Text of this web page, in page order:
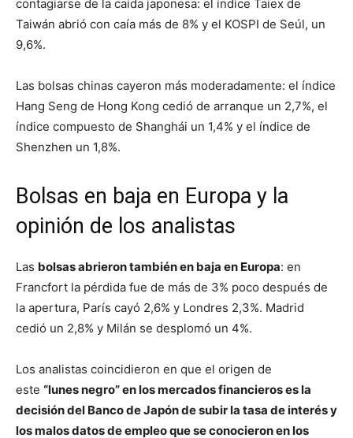
contagiarse de la caída japonesa: el índice Taiex de
Taiwán abrió con caía más de 8% y el KOSPI de Seúl, un
9,6%.
Las bolsas chinas cayeron más moderadamente: el índice
Hang Seng de Hong Kong cedió de arranque un 2,7%, el
índice compuesto de Shanghái un 1,4% y el índice de
Shenzhen un 1,8%.
Bolsas en baja en Europa y la
opinión de los analistas
Las bolsas abrieron también en baja en Europa: en
Francfort la pérdida fue de más de 3% poco después de
la apertura, París cayó 2,6% y Londres 2,3%. Madrid
cedió un 2,8% y Milán se desplomó un 4%.
Los analistas coincidieron en que el origen de
este “lunes negro” en los mercados financieros es la
decisión del Banco de Japón de subir la tasa de interés y
los malos datos de empleo que se conocieron en los